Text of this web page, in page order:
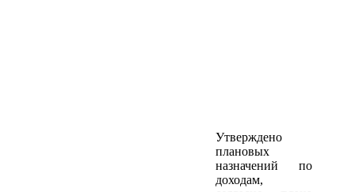
Утверждено
плановых
назначений по
доходам,